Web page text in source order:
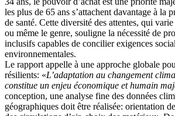
les plus de 65 ans s’attachent davantage à la
de santé. Cette diversité des attentes, qui
ou même le genre, souligne la nécessité de
inclusifs capables de concilier exigences
environnementales.
Le rapport appelle à une approche globale
résilients: «L’adaptation au changement
constitue un enjeu économique et humain
conception, une analyse fine des données
géographiques doit être réalisée: orientation